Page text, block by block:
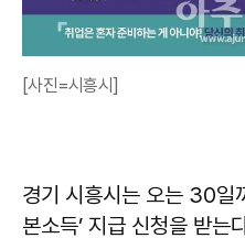
[사진=시흥시]
경기 시흥시는 오는 30일
본소득’ 지급 신청을 받는